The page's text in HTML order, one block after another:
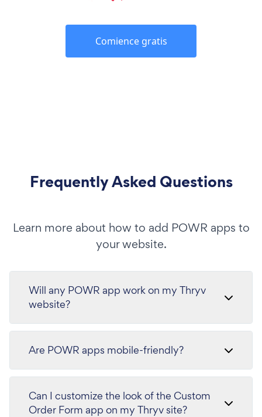
Comience gratis
Frequently Asked Questions
Learn more about how to add POWR apps to
your website.
Will any POWR app work on my Thryv
website?
Are POWR apps mobile-friendly?
Can I customize the look of the Custom
Order Form app on my Thryv site?